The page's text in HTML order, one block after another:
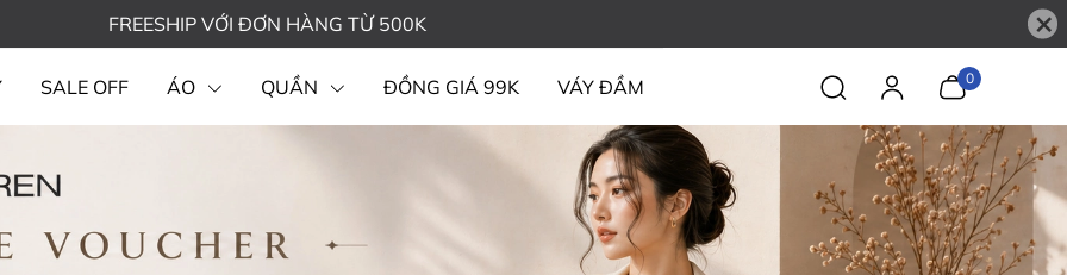
FREESHIP VỚI ĐƠN HÀNG TỪ 500K ×
SALE OFF ÁO QUẦN ĐỒNG GIÁ 99K VÁY ĐẦM 0